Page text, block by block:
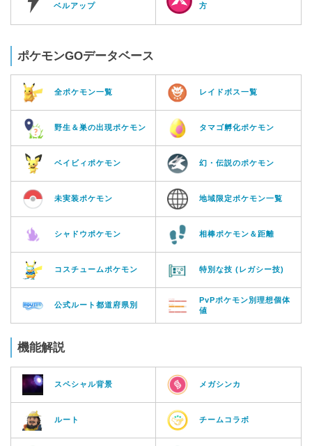
ベルアップ
方
ポケモンGOデータベース
全ポケモン一覧 レイドボス一覧
野生＆巣の出現ポケモン タマゴ孵化ポケモン
ベイビィポケモン 幻・伝説のポケモン
未実装ポケモン 地域限定ポケモン一覧
シャドウポケモン 相棒ポケモン＆距離
コスチュームポケモン 特別な技 (レガシー技)
公式ルート都道府県別
PvPポケモン別理想個体
値
機能解説
スペシャル背景 メガシンカ
ルート チームコラボ